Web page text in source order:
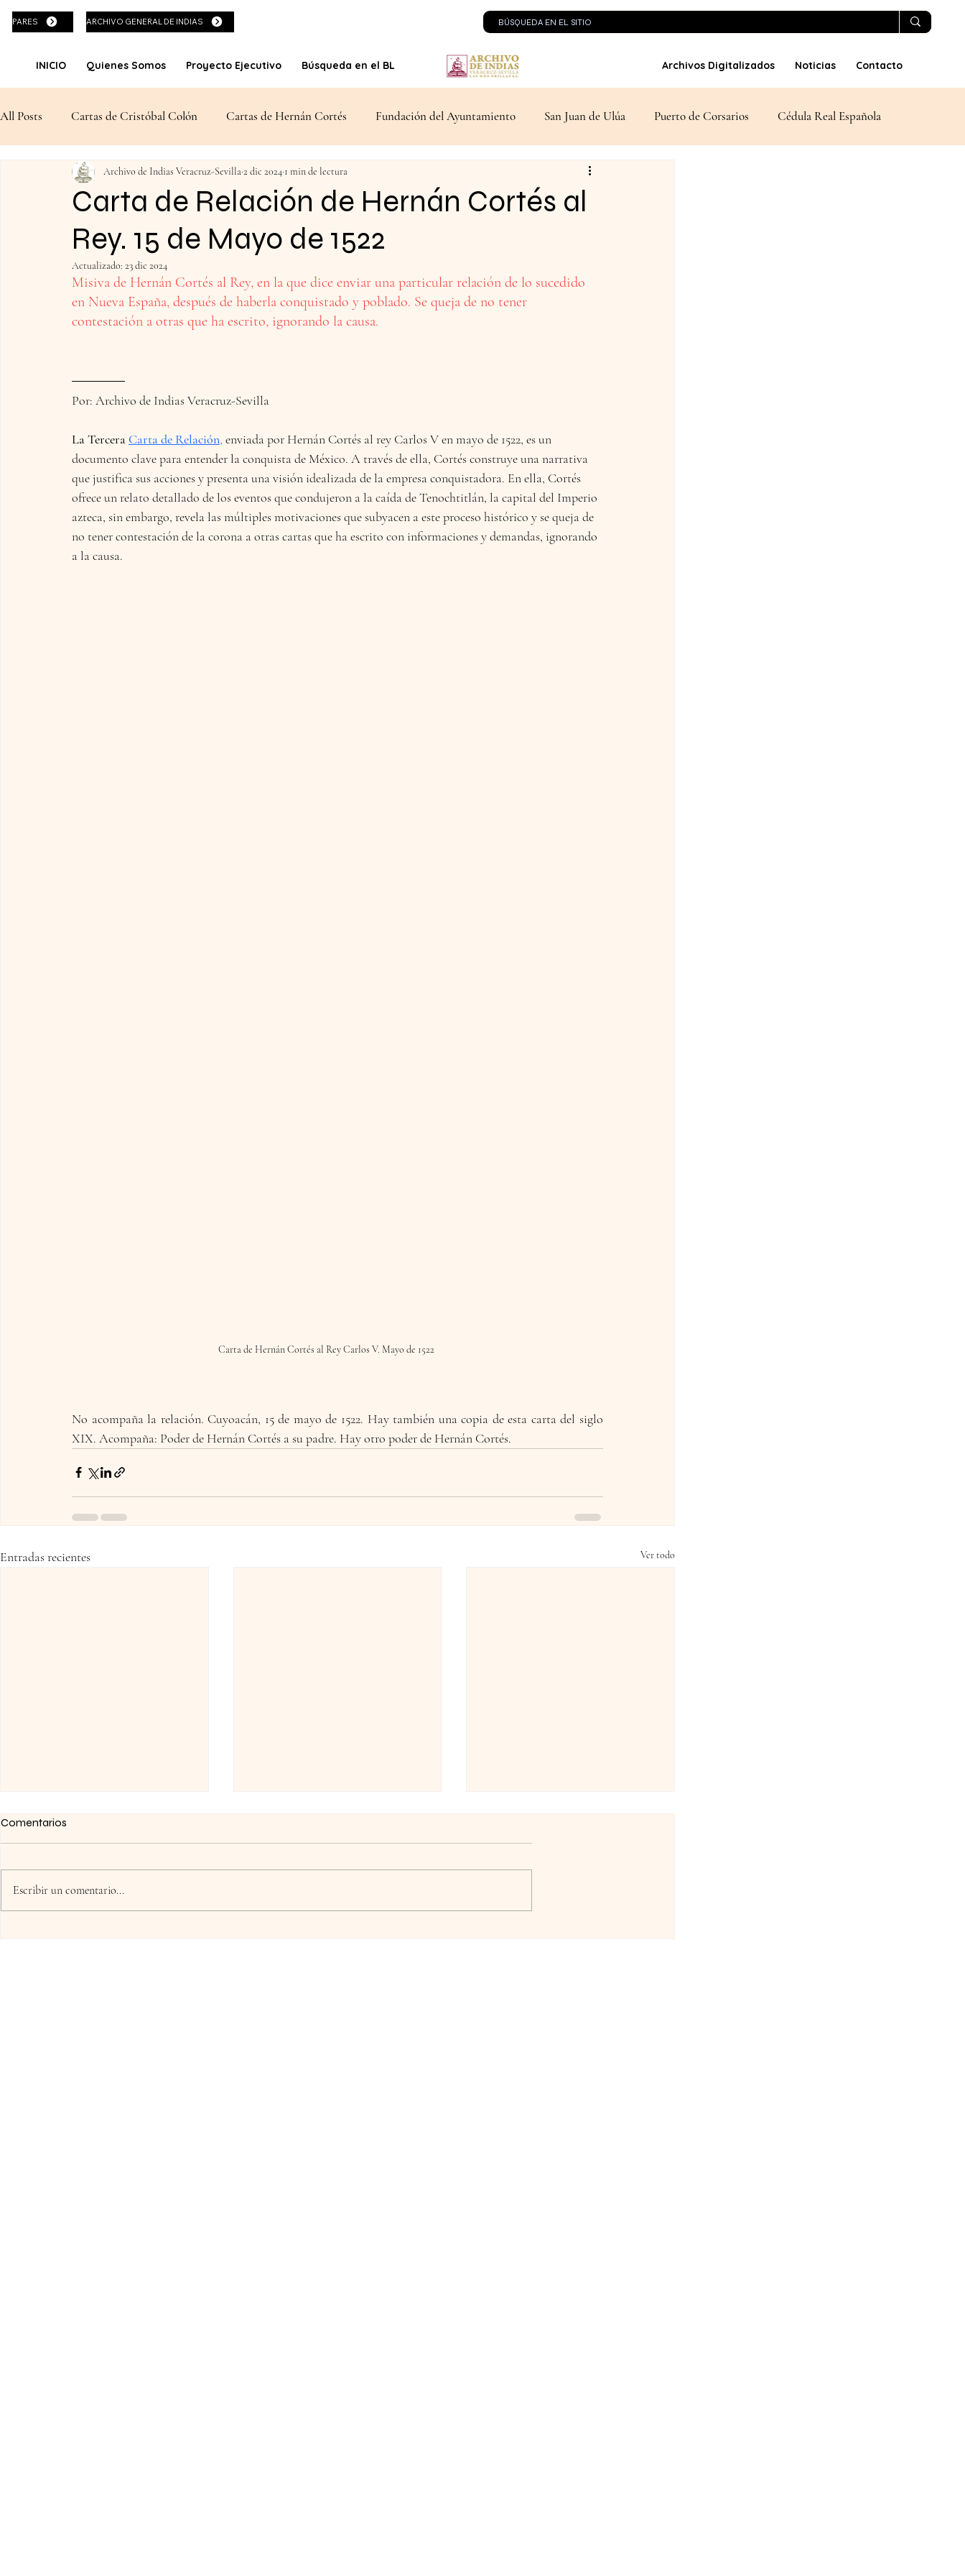
PARES ARCHIVO GENERAL DE INDIAS
INICIO Quienes Somos Proyecto Ejecutivo Búsqueda en el BLOG Contacto Archivos Digitalizados Noticias Contacto
All Posts Cartas de Cristóbal Colón Cartas de Hernán Cortés Fundación del Ayuntamiento San Juan de Ulúa Puerto de Corsarios Cédula Real Española
Corsarios contra la Corona Española Guerra de Independencia La Retirada Española
Carta de Relación de Hernán Cortés al
Rey. 15 de Mayo de 1522
Archivo de Indias Veracruz-Sevilla2 dic 2024 1 min de lectura
Actualizado: 23 dic 2024
Misiva de Hernán Cortés al Rey, en la que dice enviar una particular relación de lo sucedido
en Nueva España, después de haberla conquistado y poblado. Se queja de no tener
contestación a otras que ha escrito, ignorando la causa.
Por: Archivo de Indias Veracruz-Sevilla
La Tercera Carta de Relación, enviada por Hernán Cortés al rey Carlos V en mayo de 1522, es un
documento clave para entender la conquista de México. A través de ella, Cortés construye una narrativa
que justifica sus acciones y presenta una visión idealizada de la empresa conquistadora. En ella, Cortés
ofrece un relato detallado de los eventos que condujeron a la caída de Tenochtitlán, la capital del Imperio
azteca, sin embargo, revela las múltiples motivaciones que subyacen a este proceso histórico y se queja de
no tener contestación de la corona a otras cartas que ha escrito con informaciones y demandas, ignorando
a la causa.
Carta de Hernán Cortés al Rey Carlos V. Mayo de 1522
No acompaña la relación. Cuyoacán, 15 de mayo de 1522. Hay también una copia de esta carta del siglo
XIX. Acompaña: Poder de Hernán Cortés a su padre. Hay otro poder de Hernán Cortés.
Entradas recientes Ver todo
Comentarios
Escribir un comentario...